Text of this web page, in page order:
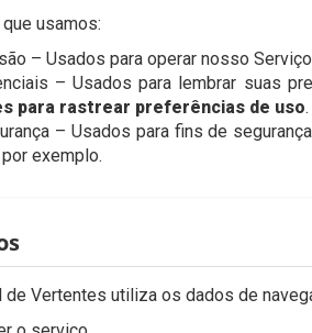
usamos:
– Usados para operar nosso
– Usados para lembrar suas
para rastrear preferências de uso.
– Usados para fins de
exemplo.
Vertentes utiliza os dados de